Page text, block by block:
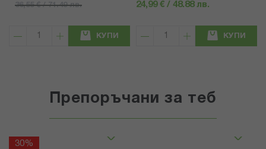
36,55 € / 71.49 лв.
КУПИ
24,99 € / 48.88 лв.
КУПИ
Препоръчани за теб
30%